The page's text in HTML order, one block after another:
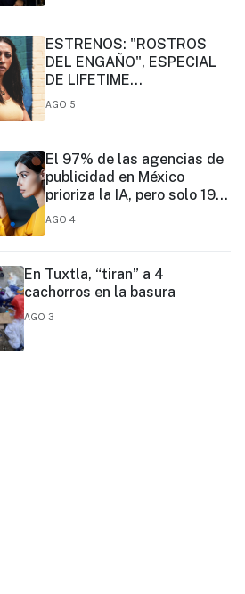
ESTRENOS: "ROSTROS
DEL ENGAÑO", ESPECIAL
DE LIFETIME
MOVIES DONDE NADA NI
AGO 5
El 97% de las agencias de
publicidad en México
prioriza la IA, pero solo 19%
ejerce un liderazgo formal
AGO 4
En Tuxtla, “tiran” a 4
cachorros en la basura
AGO 3